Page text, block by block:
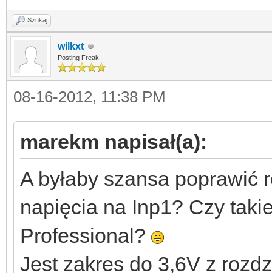
Szukaj
wilkxt
Posting Freak
08-16-2012, 11:38 PM
marekm napisał(a):
A byłaby szansa
napięcia na Inp1? Czy
Professional?
Jest zakres do 3,6V z